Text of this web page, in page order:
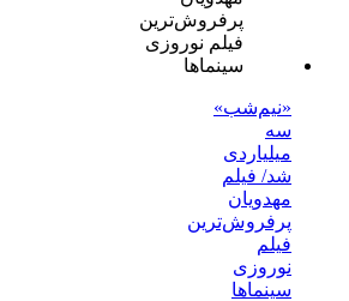
«نیم‌شب»
سه
میلیاردی
شد/ فیلم
مهدویان
پرفروش‌ترین
فیلم
نوروزی
سینماها